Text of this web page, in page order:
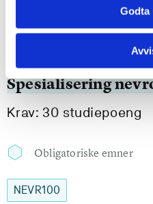
Godta
Fordjupning i
Semester: 3
Spesialisering
Krav: 30 studiepoeng
Obligatoriske emner
NEVR100